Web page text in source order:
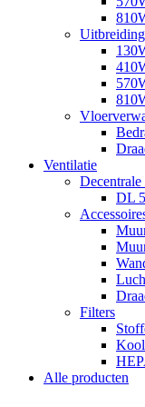
Ventilatie
DL
Filters
Alle producten